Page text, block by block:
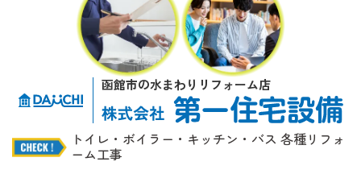
函館市の水まわりリフォーム店
トイレ・ボイラー・キッチン・バス 各種リフォ
ーム工事